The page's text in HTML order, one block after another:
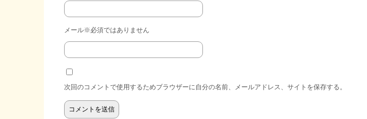
メール※必須ではありません
次回のコメントで使用するためブラウザーに自分の名前、メールアドレス、サイトを保存する。